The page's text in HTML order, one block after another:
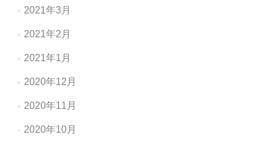
2021年3月
2021年2月
2021年1月
2020年12月
2020年11月
2020年10月